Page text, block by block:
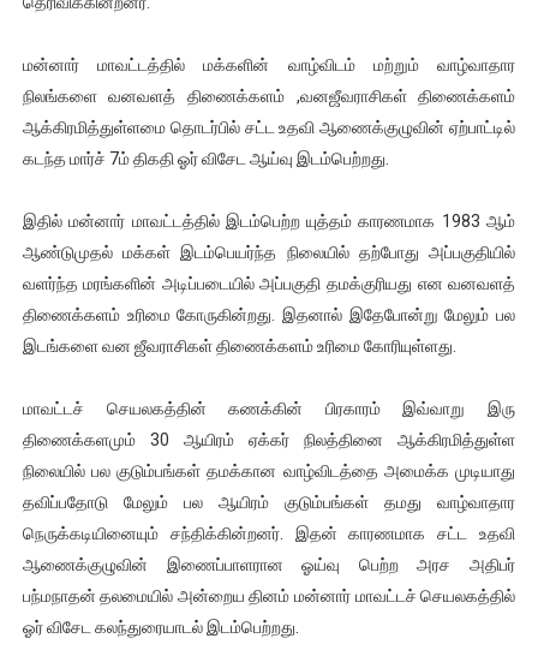
இளையராஜா – கமல் அவசர சந்திப்பு (படங்கள், விடியோ)
ஜனாதிபதி ஐக்கிய நாடுகளின் பொதுச் சபை கூட்டத்தில் இன்று
வலிமை தான் அஜித் திரைப்பயணத்திலே அதிக காலெக்ஷன் செய்த
மன்னார் மாவட்டத்தில் மக்களின் வாழ்விடம் மற்றும் வாழ்வாதார
நிலங்களை வனவளத் திணைக்களம் ,வனஜீவராசிகள் திணைக்களம்
ஆக்கிரமித்துள்ளமை தொடர்பில் சட்ட உதவி ஆணைக்குழுவின் ஏற்பாட்டில்
கடந்த மார்ச் 7ம் திகதி ஓர் விசேட ஆய்வு இடம்பெற்றது.
இதில் மன்னார் மாவட்டத்தில் இடம்பெற்ற யுத்தம் காரணமாக 1983 ஆம்
ஆண்டுமுதல் மக்கள் இடம்பெயர்ந்த நிலையில் தற்போது அப்பகுதியில்
வளர்ந்த மரங்களின் அடிப்படையில் அப்பகுதி தமக்குரியது என வனவளத்
திணைக்களம் உரிமை கோருகின்றது. இதனால் இதேபோன்று மேலும் பல
இடங்களை வன ஜீவராசிகள் திணைக்களம் உரிமை கோரியுள்ளது.
மாவட்டச் செயலகத்தின் கணக்கின் பிரகாரம் இவ்வாறு இரு
திணைக்களமும் 30 ஆயிரம் ஏக்கர் நிலத்தினை ஆக்கிரமித்துள்ள
நிலையில் பல குடும்பங்கள் தமக்கான வாழ்விடத்தை அமைக்க முடியாது
தவிப்பதோடு மேலும் பல ஆயிரம் குடும்பங்கள் தமது வாழ்வாதார
நெருக்கடியினையும் சந்திக்கின்றனர். இதன் காரணமாக சட்ட உதவி
ஆணைக்குழுவின் இணைப்பாளரான ஓய்வு பெற்ற அரச அதிபர்
பந்மநாதன் தலமையில் அன்றைய தினம் மன்னார் மாவட்டச் செயலகத்தில்
ஓர் விசேட கலந்துரையாடல் இடம்பெற்றது.